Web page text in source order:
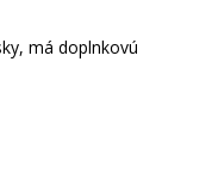
má doplnkovú